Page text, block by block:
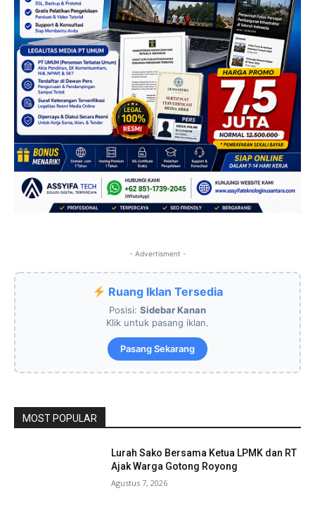
- Advertisment -
Ruang Iklan Tersedia
Posisi: Sidebar Kanan
Klik untuk pasang iklan.
Pasang Sekarang
MOST POPULAR
Lurah Sako Bersama Ketua LPMK dan RT
Ajak Warga Gotong Royong
Agustus 7, 2026